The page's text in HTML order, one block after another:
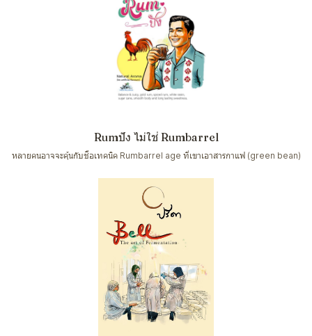
Rumปัง ไม่ใช่ Rumbarrel
หลายคนอาจจะคุ้นกับชื่อเทคนิค Rumbarrel age ที่เขาเอาสารกาแฟ (green bean)